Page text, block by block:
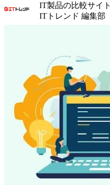
IT製品の比較サイト
ITトレンド 編集部